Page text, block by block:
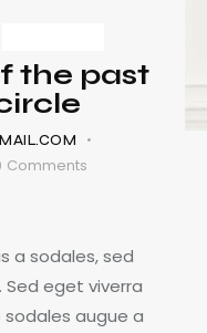
the past
Comments
a sodales, sed
eget viverra
sodales augue a